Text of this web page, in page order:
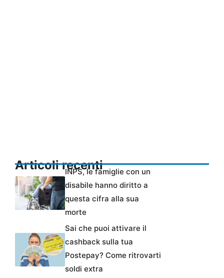
Articoli recentiINPS, le famiglie con un
disabile hanno diritto a
questa cifra alla sua
morte
Sai che puoi attivare il
cashback sulla tua
Postepay? Come ritrovarti
soldi extra